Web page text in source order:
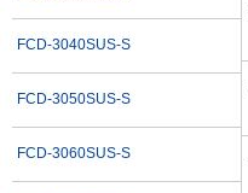
FCD-3040SUS-S
FCD-3050SUS-S
FCD-3060SUS-S